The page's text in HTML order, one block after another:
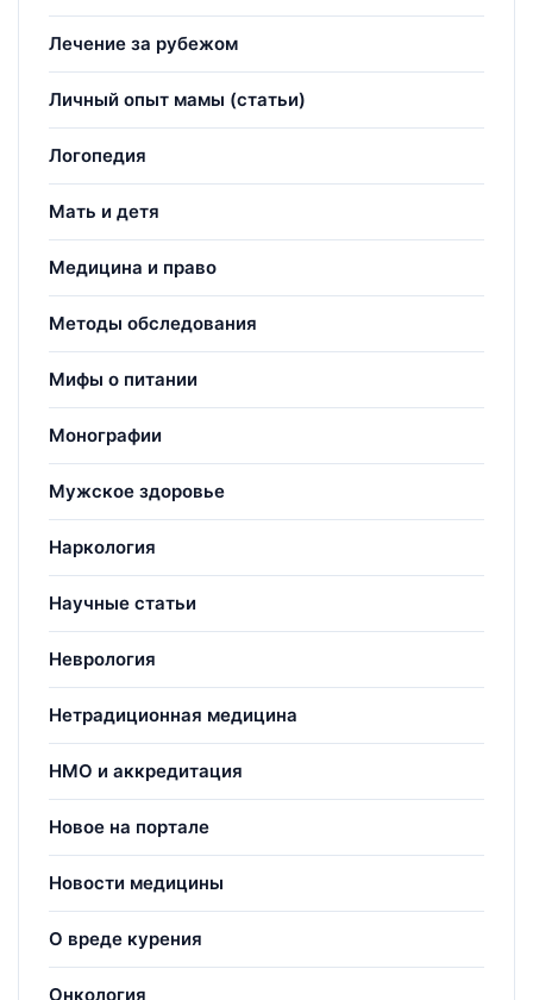
Лечение за рубежом
Личный опыт мамы (статьи)
Логопедия
Мать и детя
Медицина и право
Методы обследования
Мифы о питании
Монографии
Мужское здоровье
Наркология
Научные статьи
Неврология
Нетрадиционная медицина
НМО и аккредитация
Новое на портале
Новости медицины
О вреде курения
Онкология